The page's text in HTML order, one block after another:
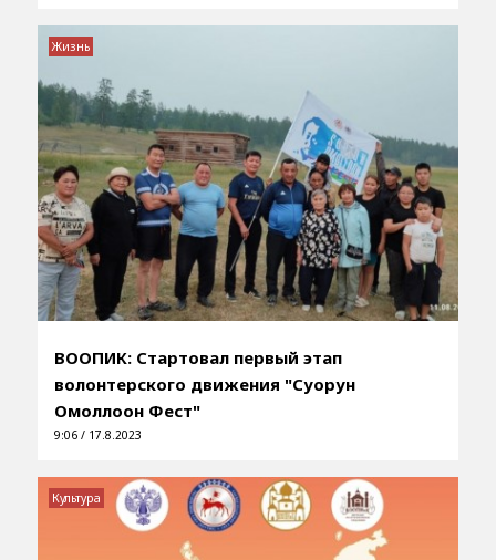
ВООПИК: Стартовал первый этап
волонтерского движения "Суорун
Омоллоон Фест"
9:06 / 17.8.2023
Жизнь
Культура